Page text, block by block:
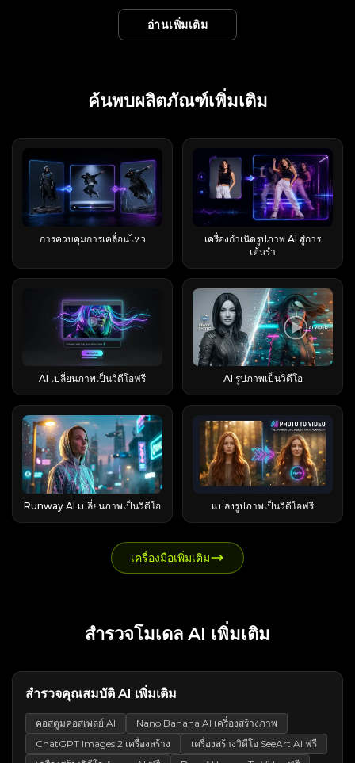
ธรรมดาให้กลายเป็นภาพระดับดาวเคราะห์ ซึ่งเป็นสิ่ง
ที่อัลกอริทึมของฟีดให้รางวัลอย่างแท้จริง ผู้สร้างมัก
เดียว ซึ่งเป็นสัญญาณที่ดีว่าความต้องการ (และ
ปริมาณการค้นหา) นั้นมีอยู่จริง โปรแกรม Higgsfield
คือคำบ่นที่ได้ยินบ่อยที่สุดในโลกออนไลน์: คุณ
สามารถใช้งานได้ในแผนฟรี แต่มีข้อจำกัดอยู่ และ
บางขั้นตอนก็มีให้ใช้งานเฉพาะในแผนโปรเท่านั้น
แพ็กเกจฟรี Pro (~$9.99/เดือน) วิดีโอต่อวัน ~2
รายการ มากกว่านั้น รุ่น Lite มาตรฐาน / Turbo
อัตราส่วนภาพ 16:9 16:9 + มากกว่า ลายน้ำ มี ไม่มี
เวลารอคิวโดยประมาณ ~45 นาที (แสดงบนหน้าจอ
มักจะประมาณ 2-3 นาทีในความเป็นจริง) เร็วขึ้น ข้อ
ประมาณที่น่ากลัว โดยปกติแล้ว ระบบเก็บค่าบริการ
มักทำให้ผู้ใช้ประหลาดใจในขั้นตอนการปรับปรุง
เนื้อหา ดังนั้นอย่าคาดหวังว่าฟีเจอร์นี้จะยังคงใช้งาน
ได้ฟรี วิธีสร้างวิดีโอซูมออกโลกใน Higgsfield AI ทำ
อย่างไร? ขั้นตอนการทำงานหลักประกอบด้วยสี่ขั้น
ตอน บวกกับการตัดสินใจอีกหนึ่งขั้นตอน คุณสามารถ
เริ่มต้นจากภาพถ่ายเดี่ยวหรือจากเฟรมแรกของวิดีโอ
ของคุณก็ได้ ขั้นตอนการคลิกแทบจะเหมือนกัน ขั้น
Zoom Out เปิด Higgsfield AI และค้นหาการ
เคลื่อนไหว Earth Zoom Out (ซึ่งรวมอยู่ใน
“Effects Pack 5”) เลือกตัวเลือกนี้เพื่อเริ่มการสร้างรุ่น
ใหม่ — ซึ่งจะล็อกการถอยกล้องไว้ คุณจึงไม่ต้อง
อธิบายการเคลื่อนไหวทั้งหมดตั้งแต่ต้น ขั้นตอนที่ 2
— อัปโหลดรูปภาพ หรือบันทึกเฟรมแรกของวิดีโอ
ของคุณ สำหรับรูปภาพ ให้อัปโหลดภาพที่มีความ
ละเอียดสูงและคมชัด โดยมีตัวแบบที่ชัดเจน สำหรับ
วิดีโอของคุณเป็นภาพหน้าจอ แล้วอัปโหลดภาพนั้น
แทน การใช้เฟรมแรกมีความสำคัญ: เพราะมันจะช่วย
ให้ภาพที่สร้างจาก AI เชื่อมต่อกับภาพจริงได้อย่าง
และเลือกรูปแบบ (Lite / Standard / Turbo) ผู้สร้าง
เตือนสั้นๆ จะช่วยให้คุณควบคุมเส้นทางและปลาย
ทางได้มากขึ้น (รายละเอียดเพิ่มเติมอยู่ด้านล่าง) เลือก
โมเดลตามข้อดีข้อเสีย: รุ่น Lite นั้นฟรีและเร็วพอใช้
ในขณะที่รุ่น Standard/Turbo จะช่วยเพิ่มคุณภาพ
และความลื่นไหลในการใช้งาน ขั้นตอนที่ 4 — สร้าง
และดาวน์โหลดคลิปของคุณ กดสร้าง หน้าจออาจ
แสดงเวลาโดยประมาณ ~45 นาที — อย่าตกใจไป
ประเด็นสำคัญทั้งหมด และเป็นมุมมองหลักสำหรับทุก
สิ่งที่จะกล่าวถึงต่อไป Runable เทียบกับ Run:ai
เทียบกับ LangChain ชื่อ “Runnable” กับ
และเป็นตัวแทนในรีวิวนี้ Run:ai เป็นแพลตฟอร์ม
สำหรับเขียนโค้ดของนักพัฒนา ไม่ใช่ผลิตภัณฑ์ที่คุณ
ต้องลงชื่อเข้าใช้ และ runable.app เป็นบริษัท
ซอฟต์แวร์ที่เน้นเรื่องความเป็นส่วนตัวโดยเฉพาะ ซึ่ง
ไม่มีส่วนเกี่ยวข้องกับเอเจนต์แต่อย่างใด หากคุณ
ค้นหาคำว่า “runable ai” คุณน่าจะหมายถึง
runable.com อย่างแน่นอน Runable AI เหมาะ
สำหรับใครบ้าง? Runable เหมาะสำหรับผู้ปฏิบัติงาน
นักการตลาด เจ้าของเอเจนซี่ ผู้ก่อตั้งที่ไม่เชี่ยวชาญ
ด้านเทคนิค ฟรีแลนซ์ และนักเรียน — ทุกคนที่ต้อง
รับมือกับข้อมูลป้อนเข้าที่ซับซ้อนและต้องการผลลัพธ์
ที่เป็นรูปธรรม มันไม่ใช่ตัวเลือกที่ดีนักสำหรับงาน
เขียนโปรแกรมระดับ IDE หรือสำหรับคนที่แค่
ต้องการเพื่อนคุยผ่านแชท ถ้างานของคุณคือ “สร้าง
สิ่งนั้นขึ้นมา” คุณก็คือผู้ใช้เป้าหมาย Runable AI
ทำงานอย่างไร? การเข้าใจกลไกการทำงานคือสิ่งที่
แยก "การลงมือปฏิบัติจริง" ออกจากข้อความทางการ
ตลาด Runable ทำงานบนลูปที่ทำซ้ำได้ และบน
เครื่องเสมือนที่ทำหน้าที่คลิกและสร้างโปรแกรมจริง ๆ
ขั้นตอนการทำงาน: วางแผน → แสดงภาพ → ลงมือ
ทำ → ทำซ้ำ วงจรหลักนั้นเรียบง่าย: Runable จะช่วย
ให้คุณเข้าใจเจตนาของคุณชัดเจนขึ้น แสดงตัวอย่าง
แผนงาน ลงมือทำ แล้วจึงปรับปรุงแก้ไข นิสัยการตั้ง
คำถามก่อนนั้นสำคัญกว่าที่คิด การกำหนดนิยามของ
"งานที่เสร็จสมบูรณ์" ก่อนที่จะเริ่มลงมือสร้าง จะช่วย
หลีกเลี่ยงผลลัพธ์ที่ไม่สอดคล้องกัน ซึ่งจะทำให้เสีย
เวลาและทรัพยากรโดยเปล่าประโยชน์ โหมดวางแผน
และการอนุมัติโดยมนุษย์ โหมดวางแผนคือชั้นความ
จะแสดงแผนงานให้คุณอนุมัติ และคุณสามารถคัด
ลอกโปรเจกต์หรือย้อนกลับไปยังเวอร์ชันก่อนหน้าได้
ขั้นตอนการดูตัวอย่างก่อนสร้างนั้นเป็นโอกาสของคุณ
การทำงาน Runable ใช้คอมพิวเตอร์เสมือน
Ubuntu เป็นตัวกลาง ทำให้สามารถเรียกดูข้อมูล
กำลังใช้แป้นพิมพ์ แอปนี้เชื่อมต่อกับแอปภายนอก
ผ่านตัวเชื่อมต่อ และจัดเก็บหน่วยความจำของ
แบรนด์เพื่อให้ได้แบบอักษร สี และโทนเสียงที่
สม่ำเสมอ ข้อควรระวังอย่างหนึ่งคือ การโฆษณาว่ามี
"ตัวเชื่อมต่อมากกว่า 3,000 รายการ" นั้น ส่วนใหญ่
พึ่งพาลิงก์ที่เชื่อมต่อผ่าน Zapier โดยมีตัวเชื่อมต่อ
แบบเนทีฟที่ได้รับการยืนยันแล้วประมาณ 50 รายการ
รูปภาพเป็นกรอบเริ่มต้น) แล้วปล่อยให้โปรแกรมสร้าง
ภาพขึ้นมา แอปสำเร็จรูปช่วยจัดการเอฟเฟ็กต์ไวรัล
ได้ด้วยการแตะเพียงครั้งเดียว ซึ่งเป็นวิธีที่คนส่วน
Technologies (15557640 Canada Inc.) ซึ่งตั้งอยู่ใน
เมืองมอนทรีออล และเวอร์ชันแรกจะวางจำหน่ายใน
รวบรวมข้อมูลจากภายนอก ระบุว่า "La Viral
Studio" เป็นผู้ก่อตั้ง และกล่าวอ้างอย่างน่าทึ่งว่า
สามารถเพิ่มรายได้ประจำปีจากศูนย์เป็น 1 ล้าน
ดอลลาร์ภายใน 20 วัน โปรดพิจารณาตัวเลขดังกล่าว
เป็นข้อมูลทางการตลาด ไม่ใช่สถิติที่ได้รับการตรวจ
สอบแล้ว เป็นตัวเลขที่ทางแบรนด์รายงานเองโดย
ไม่มีการยื่นเอกสารอย่างเป็นทางการ ดังนั้นจึงบอก
อะไรได้มากกว่าเกี่ยวกับกลยุทธ์การสื่อสารของ
แบรนด์มากกว่าผลตอบรับที่แท้จริง Flashloop
รองรับโมเดล AI ใดบ้าง? จุดเด่นที่สุดของแอปนี้อยู่ที่
รายชื่อนางแบบที่มีให้เลือกมากมายอย่างแท้จริง
สำหรับวิดีโอ คุณจะได้รับ Veo 3 (ดีที่สุดสำหรับความ
สมจริงแบบภาพถ่าย), Kling 3.0 และ 2.6 (ขึ้นชื่อ
เรื่องการรักษาความสม่ำเสมอของตัวละครในแต่ละ
ฉาก), รวมถึง Sora 2, Seedance 1.5 และ 2.0, Wan
2.6 และ Grok Imagine สำหรับการประมวลผลภาพ
ระบบจะใช้ซอฟต์แวร์ Nano Banana Pro และ 2,
FLUX 2 และ GPT Image 2 ข้อควรจำ: เลือกใช้ Veo
3 เมื่อต้องการภาพที่สมจริง เลือกใช้ Kling เมื่อตัว
ละครต้องดูเหมือนเดิมในทุกฉาก และเลือกใช้
Seedance หรือ Sora สำหรับภาพเคลื่อนไหวที่มีสไตล์
การที่ทุกอย่างรวมอยู่ในที่เดียวกันนี่แหละคือจุดขาย
ที่แท้จริง การแปลงข้อความเป็นวิดีโอ กับ การแปลง
รูปภาพเป็นวิดีโอ: สิ่งที่คุณสามารถสร้างได้จริงนั้น มี
สองเส้นทางหลัก การแปลงข้อความเป็นวิดีโอจะสร้าง
คลิปโดยตรงจากข้อความที่เขียนไว้ ในขณะที่การ
แปลงรูปภาพเป็นวิดีโอจะสร้างภาพเคลื่อนไหวจากรูป
ถ่ายที่คุณป้อน ทำให้คุณควบคุมผลลัพธ์ได้มากขึ้น
ประโยชน์สำหรับพื้นหลังสไตล์ Spotify Canvas)
เครื่องมือ Recast สำหรับปรับแต่งฟุตเทจ การซิงค์
ค้า Shopify Flashloop มีราคาเท่าไหร่? คำอธิบาย
เรื่องราคาและเครดิต นี่คือจุดที่ Flashloop เริ่มซับ
คำนวณตัวเลขรายเดือนด้วยตนเอง ด้านล่างนี้คือหลัก
ก่อน เปรียบเทียบแพ็คเกจ Flashloop (Starter,
Creator, Pro, Ultra) ราคาต่อปี ~ ราคาต่อเดือน สิ่ง
ที่คุณจะได้รับ วิดีโอตัวอย่าง? แพ็กเกจ Starter ราคา
ที่ไหน? คุณสามารถค้นหาคลิปวิดีโอแนะนำการใช้
งาน AI ที่พร้อมใช้งานได้สองแห่งหลักๆ บนเว็บไซต์
อย่างเป็นทางการของ Viggle AI คำแนะนำเหล่านี้มา
แรก: บนหน้าแรก หลังจากเข้าสู่เว็บไซต์อย่างเป็น
ทางการของ Viggle AI แล้ว ให้เลื่อนลงมาจนกว่าจะ
เดียวิดีโอ AI ยอดนิยมล่าสุดที่สร้างขึ้นด้วย Viggle AI
ข้อมูล ข้อความแจ้ง และการตั้งค่าหลักที่ใช้ในการ
สร้างวิดีโอนั้นได้ หากต้องการดูตัวอย่างเพิ่มเติม เพียง
คลิก “ดูเพิ่มเติม” เพื่อดูวิดีโอที่ผู้ใช้สร้างขึ้นเพิ่มเติม
แม้ว่าหน้าแรกจะมีตัวอย่างต่างๆ เช่น การร้องเพลง
และเต้นรำ การสร้างมีม และเทมเพลตด่วนอื่นๆ แต่
ส่วนใหญ่แล้วตัวอย่างเหล่านี้ทำงานโดยใช้ฟีเจอร์
"ผสมวิดีโอ" ของ Viggle AI เป็นหลัก ในขั้นตอนการ
ทำงานนี้ ผู้ใช้สามารถสร้างวิดีโอได้โดยไม่ต้องเขียน
คำแนะนำโดยละเอียด อย่างไรก็ตาม ผลลัพธ์ที่ได้อาจ
ดูไม่เป็นธรรมชาติ โดยเฉพาะอย่างยิ่งเมื่อตัวละครดู
เหมือนลอยอยู่เหนือเลเยอร์วิดีโอต้นฉบับ
ปรากฏการณ์ "เลเยอร์ลอยตัว" นี้จะได้รับการแก้ไขใน
เร็วๆ นี้ด้วยฟีเจอร์ควบคุมการเคลื่อนไหวที่จะเปิดตัว
ใน AI Image to Video เส้นทางที่สอง: แปลง
ข้อความเป็นวิดีโอ คลิก “แปลงข้อความเป็นวิดีโอ”
ทางด้านซ้ายเพื่อเข้าสู่หน้าสร้างวิดีโอของ Viggle AI
ในหน้านี้ Viggle AI ยังแนะนำตัวอย่างวิดีโอ AI ยอด
นิยมตามการใช้งานที่แพร่หลายและรูปแบบการ
สร้างสรรค์อีกด้วย คุณสามารถคลิกวิดีโอแนะนำเพื่อ
คัดลอกการตั้งค่าเดียวกันไปยังพื้นที่ทำงานแก้ไข จาก
นั้นศึกษาโครงสร้างคำแนะนำ ทิศทางภาพ และการ
ตั้งค่าการสร้างวิดีโอได้ สำหรับผู้ใช้ที่ต้องการสร้าง
วิดีโอ AI ที่ดูดีขึ้น คำแนะนำสำเร็จรูปไม่ได้เป็นเพียง
แค่แม่แบบที่คัดลอกวางได้เท่านั้น สิ่งเหล่านี้คือสื่อ
การเรียนรู้ การศึกษาว่าครีเอเตอร์คนอื่นๆ บรรยายตัว
ละคร การกระทำ ฉาก สไตล์กล้อง และบรรยากาศทาง
ทำให้โจทย์นั้นมีประสิทธิภาพ การค้นหาพรอมต์บน
TikTok, YouTube และ Reddit ● TikTok: ติดตาม
Sejin AI (138 วิว) มักจะแชร์รายละเอียดพรอมต์ ●
Reddit: ชุมชนต่างๆ เช่น r/StableDiffusion จะพูด
พร้อมทั้งส่งเสริมให้ผู้ใช้เรียนรู้ ทดสอบ และปรับปรุงพร
ข้อมูลต่างๆ ด้วยเหตุนี้ เราจึงจะยังคงอัปเดตชุด
บทความบล็อก Prompts Guide ของเราต่อไป
บทความเหล่านี้จัดทำขึ้นเพื่อช่วยให้ผู้ใช้เข้าใจวิธีการ
ฟรีสำหรับ EaseMate AI ต้นทุนที่แท้จริงของแต่ละ
ไม่ต้องเสียเงินสักบาท EaseMate AI คืออะไร?
EaseMate AI ทำหน้าที่เป็นศูนย์กลางแบบครบวงจร
เข้าถึงฟังก์ชันแชท การสร้างภาพ การสร้างวิดีโอ และ
เครื่องมือเพิ่มประสิทธิภาพการทำงานผ่านบัญชีเดียว
โดยทั้งหมดนี้ใช้เครดิตร่วมกัน คุณสมบัติหลักและ
โมเดล AI ที่มีให้ใช้งาน แพลตฟอร์มนี้ครอบคลุม
หลายหมวดหมู่หลัก: คุณสมบัติทุกรุ่นดึงข้อมูลจาก
ยอดคงเหลือเครดิตเดียวกัน ซึ่งทำให้การทำความ
เข้าใจต้นทุนเครดิตเป็นสิ่งสำคัญ EaseMate AI
เหมาะสำหรับใครมากที่สุด? แพลตฟอร์มนี้ดึงดูด
นักเรียนที่ใช้เครื่องมือทางการศึกษา ผู้สร้างเนื้อหาที่
สร้างสื่อภาพสำหรับช่องทางต่างๆ มากที่สุด ผู้ที่กำลัง
ศึกษาโมเดล AI ต่างๆ ก็จะได้รับประโยชน์จากการเข้า
ถึงแบบแพ็กเกจแทนที่จะต้องจัดการการสมัครสมาชิก
หลายรายการ ระบบสินเชื่อ AI ของ EaseMate
ทำงานอย่างไร ก่อนที่จะใช้จ่ายอะไรก็ตาม ควร
ทำความเข้าใจวิธีการทำงานของระบบเศรษฐกิจสิน
เชื่อเสียก่อน แนวคิดนั้นเรียบง่าย แต่มีรายละเอียด
ปลีกย่อยหลายอย่างที่ทำให้ผู้ใช้ใหม่สับสน เครดิตคือ
อะไรและใช้อย่างไร เครดิตทำหน้าที่เป็นสกุลเงิน
ภายในของ EaseMate โดยมีอัตราประมาณ 1
ดอลลาร์สหรัฐฯ = 100 เครดิต แต่ละรุ่น ไม่ว่าจะเป็น
รูปภาพ วิดีโอ หรือการตอบแชทแบบปรับปรุง จะหัก
คะแนนเป็นจำนวนที่กำหนดไว้ ค่าใช้จ่ายจะ
เปลี่ยนแปลงไปตามระดับคุณภาพของโมเดลและ
ความละเอียดของผลลัพธ์ และการหักค่าใช้จ่ายจะเกิด
ขึ้นในแต่ละรุ่น ไม่ใช่ในแต่ละเซสชัน ค่าใช้จ่าย
เครดิตตามฟีเจอร์: การแชท การสร้างภาพ และวิดีโอ
ประมาณ Veo 3 วิดีโอเร็ว ~140 เครดิต Veo 3 วิดีโอ
เต็มรูปแบบ ~700 เครดิต การสร้างภาพมาตรฐาน 5-
20 เครดิต โมเดลภาพพรีเมียม (ระดับกลาง) 20-50
สร้างสิ่งใดๆ ถือเป็นสิ่งสำคัญอย่างยิ่ง โทเค็นแชทฟรี
แชท AI ฟรี 200 โทเค็นทุกวัน โดยไม่ต้องใช้เครดิต
เนื้อหานี้ครอบคลุมถึงการสนทนาผ่านข้อความ การ
ระดมความคิด การจัดการงานที่เกี่ยวข้องกับข้อความ
ทั้งหมดโดยใช้โทเค็นฟรี จะช่วยให้คุณเก็บยอดเครดิต
ไว้สำหรับงานรูปภาพและวิดีโอได้ ทุกวิธีที่จะได้รับ
เครดิตฟรีบน EaseMate AI มีทั้งหมดหกวิธีที่แตกต่าง
ราคา 41,000 ดอลลาร์ ทั้งหมดนี้อยู่ในหน้าเดียวกัน
มีผลิตภัณฑ์ที่ไม่เกี่ยวข้องกันมากกว่า 15 รายการที่ใช้
ชื่อ "Luna" ในระบบ AI ทำให้เกิดความสับสนใน
ทำแผนผังผลิตภัณฑ์หลักทั้งหมดของ AI Luna ในปี
2026 โดยแบ่งตามหมวดหมู่ เพื่อให้คุณสามารถ
Luna” ไม่ได้หมายถึงผลิตภัณฑ์ใดผลิตภัณฑ์หนึ่งโดย
เฉพาะ ส่งผลให้เกิดภูมิทัศน์ที่กระจัดกระจายของ
เครื่องมือ ตัวแทน หุ่นยนต์ และตัวตนเสมือนจริงใน
อุตสาหกรรมที่แตกต่างกันอย่างสิ้นเชิง เหตุใด
ผลิตภัณฑ์ AI จำนวนมากจึงใช้ชื่อว่า Luna “Luna”
— ภาษาละตินแปลว่าดวงจันทร์ — สื่อถึงความฉลาด
ความสง่างาม และความลึกลับ จึงเป็นชื่อที่ดึงดูดใจ
อย่างยิ่งสำหรับการสร้างแบรนด์ AI เช่นเดียวกับที่
"Alexa" กลายเป็นคำที่ใช้เรียกแทนผู้ช่วยเสียงทั่วไป
"Luna" ก็ได้กลายเป็นชื่อผลิตภัณฑ์ AI มาตรฐานทั่ว
โลกโดยอิสระเช่นกัน เหล่าครีเอเตอร์บน Reddit ที่
สร้างตัวละคร AI มักเลือกใช้ชื่อ "Luna" โดยไม่มีข้อ
ตกลงร่วมกัน ซึ่งเป็นการยืนยันว่าชื่อนี้เป็นชื่อยอดนิยม
สำหรับตัวละคร AI วิธีใช้คู่มือนี้เพื่อค้นหาหมวดหมู่
ผลิตภัณฑ์ Luna ของคุณ ส่วนผลิตภัณฑ์ การติดต่อ
ลูกค้าเป้าหมาย Luna.ai ด้านล่าง ระบบรักษาความ
ปลอดภัยภายในบ้าน LunaHome ด้านล่าง การ
จัดการโครงการด้วย Luna.ai ด้านล่าง โปรโตคอล
ทดลองค้าปลีก Andon Labs Luna ด้านล่าง หุ่นยนต์
ฮิวมานอยด์ LimX Luna ด้านล่าง การผลิตเพลง
Universal Audio LUNA ด้านล่าง Luna.ai — การ
ส่งอีเมลเย็นและการติดต่อลูกค้าเป้าหมายด้วย AI
Luna.ai เป็นแพลตฟอร์มการขายแบบอัตโนมัติที่มอง
เห็นได้ชัดเจนที่สุดในเชิงพาณิชย์ ซึ่งจัดการการค้นหา
ลูกค้าเป้าหมายตั้งแต่ต้นจนจบ คุณสมบัติหลักและวิธี
การทำงานของ Luna.ai แพลตฟอร์มนี้ดึงข้อมูลจาก
275 ล้านราย สร้างอีเมลเย็นแบบเฉพาะบุคคล จัดการ
ลำดับการติดต่อเพื่อสร้างความสัมพันธ์ และติดตาม
ผลโดยอัตโนมัติ ระบบนี้เชื่อมต่อกับแอปพลิเคชันกว่า
ราคารวมที่นั่งไม่จำกัด — เหมาะสำหรับทีมงาน แต่
ราคาสูงสำหรับผู้ใช้งานคนเดียว รีวิวและการให้
รีวิว) Capterra: 4.7/5 (35 รีวิว) Trustpilot: 2.6/5 —
แต่คะแนนนี้ไม่น่าเชื่อถือ เนื่องจากรีวิวของผลิตภัณฑ์
Luna อื่นๆ ที่ไม่เกี่ยวข้องปะปนอยู่ด้วย เว็บไซต์
Originality.ai ให้คะแนนโดยรวม 7/10 ทางเลือกที่ดี
ที่สุดแทน Luna.ai สำหรับการติดต่อลูกค้าเป้าหมาย
หากราคาไม่เหมาะสม ลองพิจารณา AnyBiz,
Lemlist, Apollo, ZoomInfo, Clay หรือ
อ่านเพิ่มเติม
ค้นพบผลิตภัณฑ์เพิ่มเติม
การควบคุมการเคลื่อนไหว
เครื่องกำเนิดรูปภาพ AI สู่การ
เต้นรำ
AI เปลี่ยนภาพเป็นวิดีโอฟรี AI รูปภาพเป็นวิดีโอ
Runway AI เปลี่ยนภาพเป็นวิดีโอ แปลงรูปภาพเป็นวิดีโอฟรี
เครื่องมือเพิ่มเติม
สำรวจโมเดล AI เพิ่มเติม
สำรวจคุณสมบัติ AI เพิ่มเติม
คอสตูมคอสเพลย์ AI
Nano Banana AI เครื่องสร้างภาพ
ChatGPT Images 2 เครื่องสร้าง
เครื่องสร้างวิดีโอ SeeArt AI ฟรี